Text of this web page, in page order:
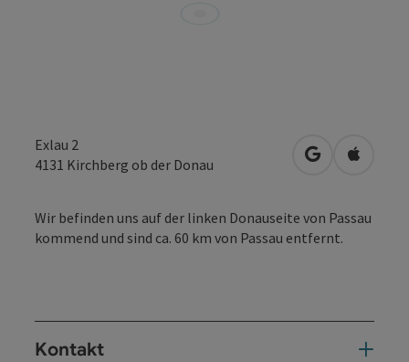
Exlau 2
4131 Kirchberg ob der Donau in Google
in
Wir befinden uns auf der linken Donauseite von Passau
kommend und sind ca. 60 km von Passau entfernt.
Kontakt